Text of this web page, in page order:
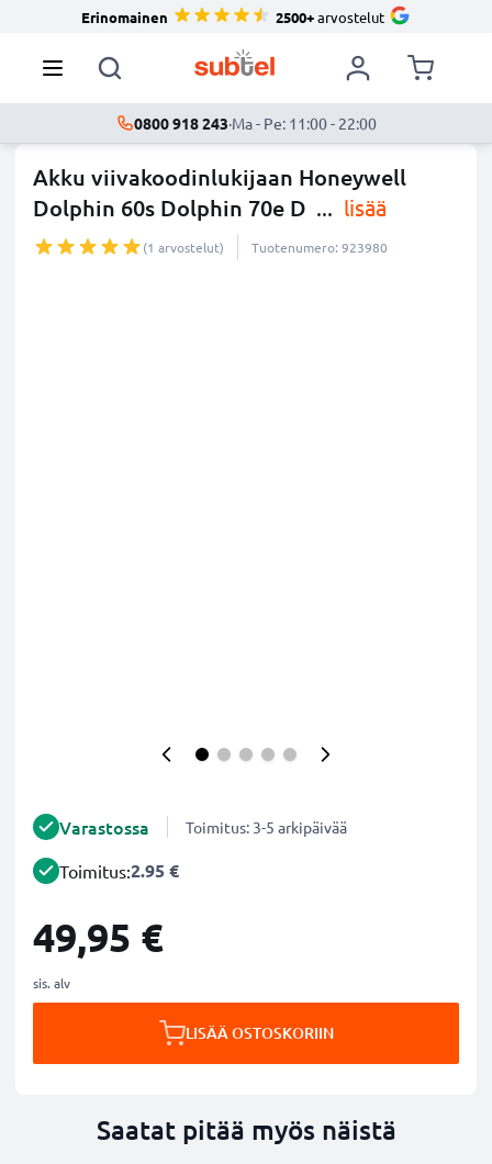
Erinomainen 2500+arvostelut
0800 918 243·Ma - Pe: 11:00 - 22:00
Akku viivakoodinlukijaan Honeywell
Dolphin 60s Dolphin 70e D ... lisää
(1 arvostelut) Tuotenumero: 923980
Varastossa Toimitus: 3-5 arkipäivää
Toimitus:2.95 €
49,95 €
sis. alv
LISÄÄ OSTOSKORIIN
Saatat pitää myös näistä